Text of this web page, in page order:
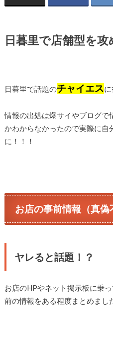
日暮里で店舗型を攻
日暮里で話題のチャイエスに
情報の出処は爆サイやブログで
かわからなかったので実際に自
に！！！
お店の事前情報（真偽
ヤレると話題！？
お店のHPやネット掲示板に乗
前の情報をある程度まとめまし